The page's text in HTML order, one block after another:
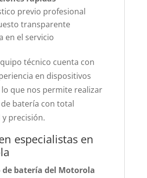
previo profesional
transparente
en el servicio
técnico cuenta con
en dispositivos
que nos permite realizar
batería con total
precisión.
especialistas en
de batería del Motorola